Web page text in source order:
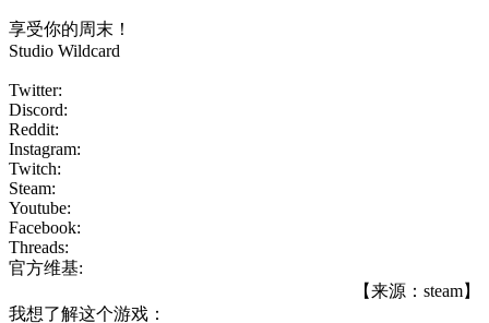
享受你的周末！
Studio Wildcard
Twitter:
Discord:
Reddit:
Instagram:
Twitch:
Steam:
Youtube:
Facebook:
Threads:
官方维基:
【来源：steam】
我想了解这个游戏：